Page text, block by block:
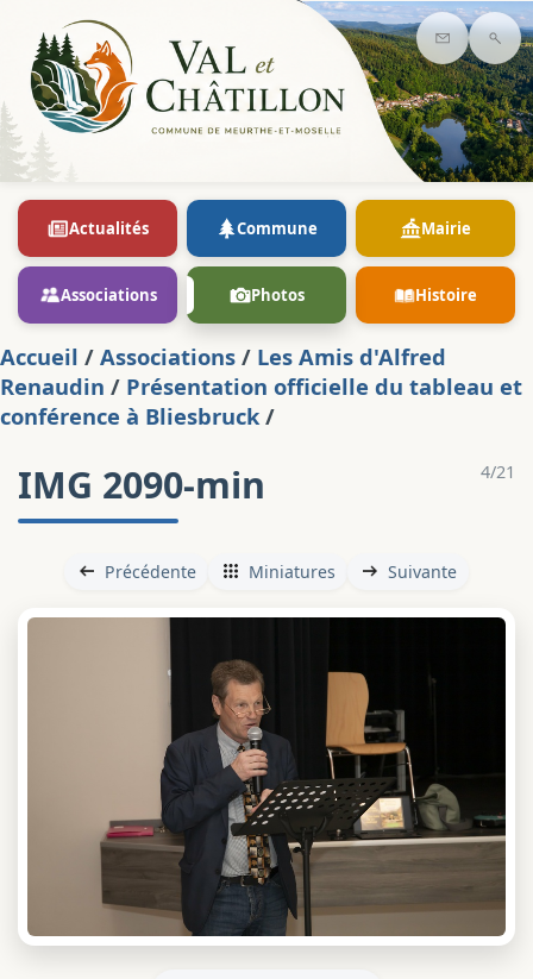
Contact
Actualités Commune Mairie
Associations Photos Histoire
Accueil / Associations / Les Amis d'Alfred
Renaudin / Présentation officielle du tableau et
conférence à Bliesbruck /
4/21
IMG 2090-min
Précédente Miniatures Suivante